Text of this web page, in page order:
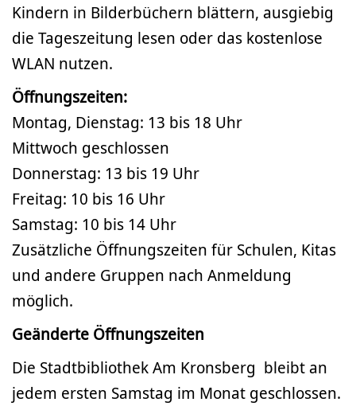
Kindern in Bilderbüchern blättern, ausgiebig
die Tageszeitung lesen oder das kostenlose
WLAN nutzen.
Öffnungszeiten:
Montag, Dienstag: 13 bis 18 Uhr
Mittwoch geschlossen
Donnerstag: 13 bis 19 Uhr
Freitag: 10 bis 16 Uhr
Samstag: 10 bis 14 Uhr
Zusätzliche Öffnungszeiten für Schulen, Kitas
und andere Gruppen nach Anmeldung
möglich.
Geänderte Öffnungszeiten
Die Stadtbibliothek Am Kronsberg bleibt an
jedem ersten Samstag im Monat geschlossen.